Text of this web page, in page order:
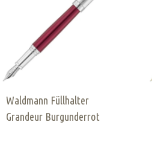
Waldmann Füllhalter
Grandeur Burgunderrot